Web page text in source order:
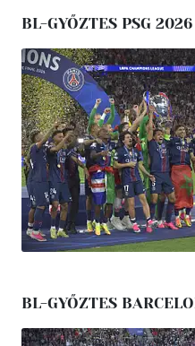
BL-GYŐZTES PSG
BL-GYŐZTES